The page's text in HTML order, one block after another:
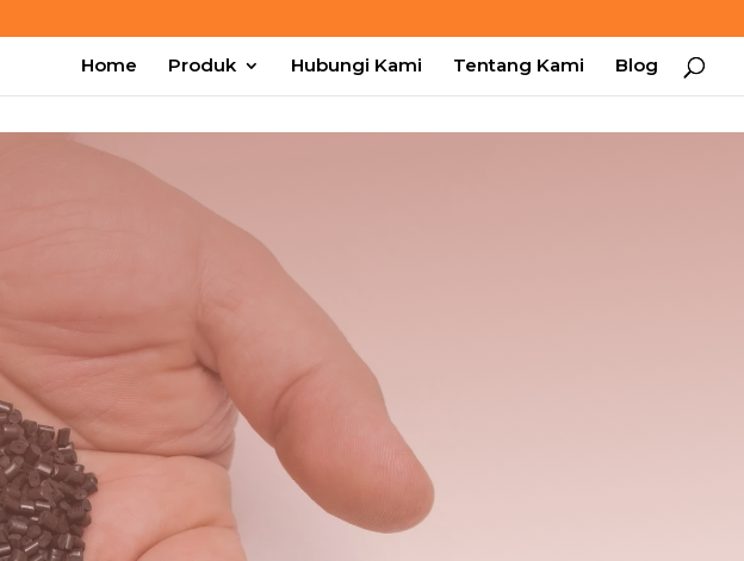
Home Produk Hubungi Kami Tentang Kami Blog